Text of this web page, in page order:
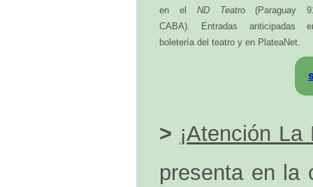
en el ND Teatro(Paraguay
CABA). Entradas anticipadas
boletería del teatro y en PlateaNet.
> ¡Atención La
presenta en la